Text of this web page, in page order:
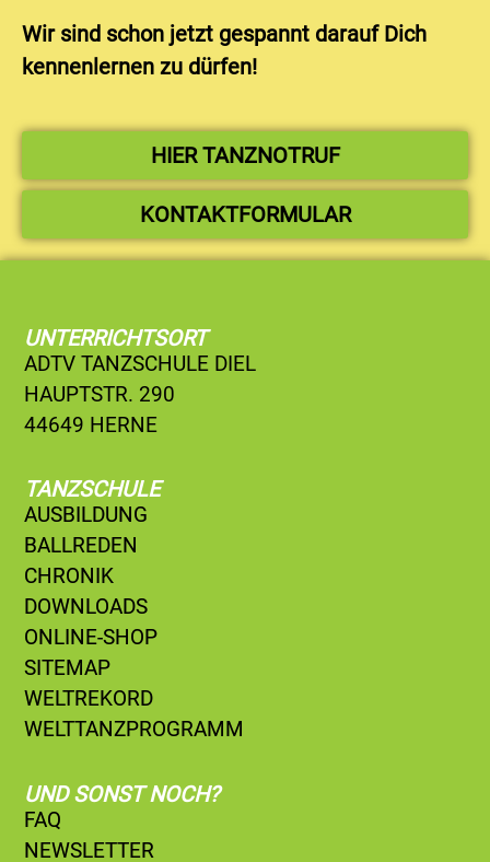
Wir sind schon jetzt gespannt darauf Dich
kennenlernen zu dürfen!
HIER TANZNOTRUF
KONTAKTFORMULAR
UNTERRICHTSORT
ADTV TANZSCHULE DIEL
HAUPTSTR. 290
44649 HERNE
TANZSCHULE
AUSBILDUNG
BALLREDEN
CHRONIK
DOWNLOADS
ONLINE-SHOP
SITEMAP
WELTREKORD
WELTTANZPROGRAMM
UND SONST NOCH?
FAQ
NEWSLETTER